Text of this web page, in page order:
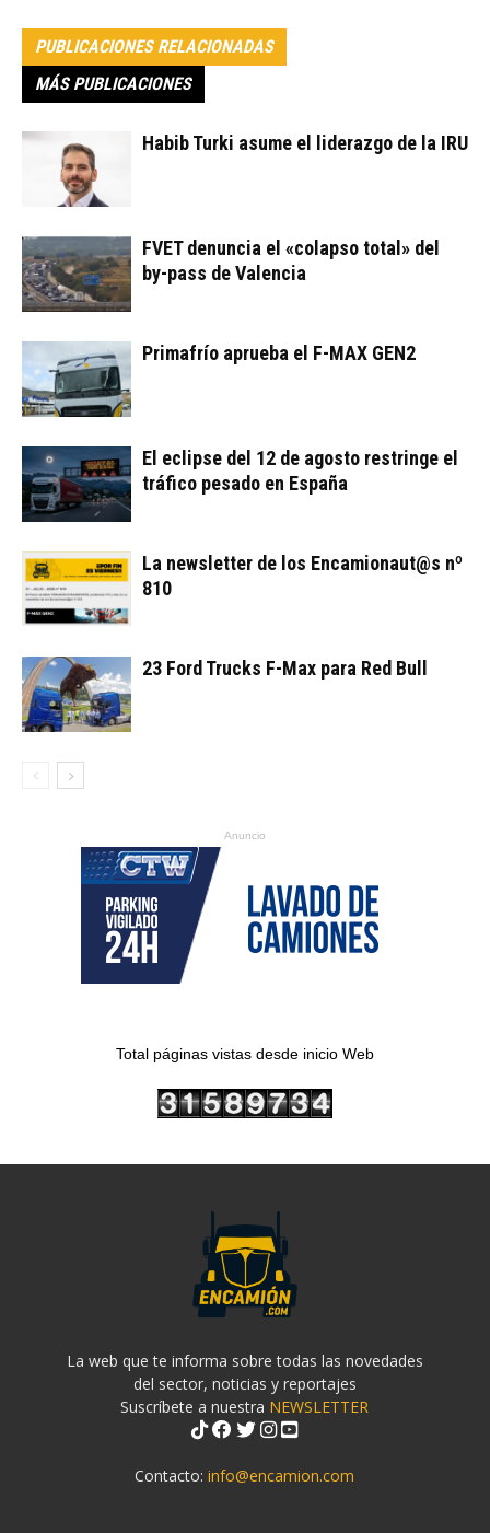
PUBLICACIONES RELACIONADAS
MÁS PUBLICACIONES
Habib Turki asume el liderazgo de la IRU
FVET denuncia el «colapso total» del
by-pass de Valencia
Primafrío aprueba el F-MAX GEN2
El eclipse del 12 de agosto restringe el
tráfico pesado en España
La newsletter de los Encamionaut@s nº
810
23 Ford Trucks F-Max para Red Bull
Anuncio
Total páginas vistas desde inicio Web
La web que te informa sobre todas las novedades
del sector, noticias y reportajes
Suscríbete a nuestra NEWSLETTER
Contacto:info@encamion.com